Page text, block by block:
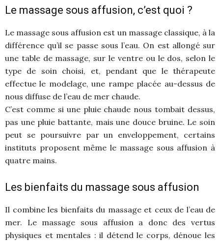
Le massage sous affusion, c’est quoi ?
Le massage sous affusion est un massage classique, à la
différence qu’il se passe sous l’eau. On est allongé sur
une table de massage, sur le ventre ou le dos, selon le
type de soin choisi, et, pendant que le thérapeute
effectue le modelage, une rampe placée au-dessus de
nous diffuse de l’eau de mer chaude.
C’est comme si une pluie chaude nous tombait dessus,
pas une pluie battante, mais une douce bruine. Le soin
peut se poursuivre par un enveloppement, certains
instituts proposent même le massage sous affusion à
quatre mains.
Les bienfaits du massage sous affusion
Il combine les bienfaits du massage et ceux de l’eau de
mer. Le massage sous affusion a donc des vertus
physiques et mentales : il détend le corps, dénoue les